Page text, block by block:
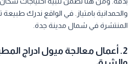
والحمدانية بامتياز. في الواقع ندرك طبيعة
المنتشرة في شمال مدينة جدة.
2. أعمال معالجة ميول ادراج